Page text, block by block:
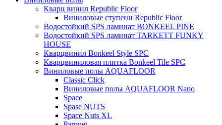
Кварц винил Republic Floor
Виниловые ступени Republic Floor
Водостойкий SPS ламинат BONKEEL PINE
Водостойкий SPS ламинат TARKETT FUNKY
HOUSE
Кварцвинил Bonkeel Style SPC
Кварцвиниловая плитка Bonkeel Tile SPC
Виниловые полы AQUAFLOOR
Classic Click
Виниловые полы AQUAFLOOR Nano
Space
Spase NUTS
Space Nuts XL